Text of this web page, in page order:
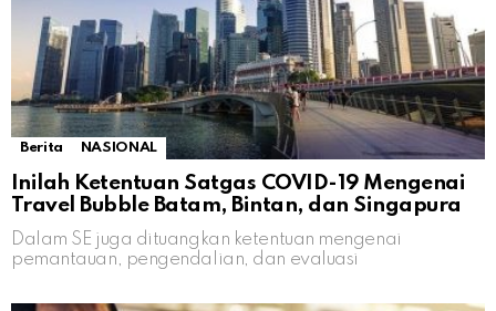
Berita NASIONAL
Inilah Ketentuan Satgas COVID-19 Mengenai
Travel Bubble Batam, Bintan, dan Singapura
Dalam SE juga dituangkan ketentuan mengenai
pemantauan, pengendalian, dan evaluasi